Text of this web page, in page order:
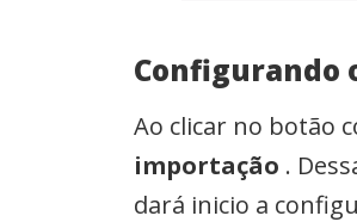
Configurando
Ao clicar no botão
importação .
dará inicio a